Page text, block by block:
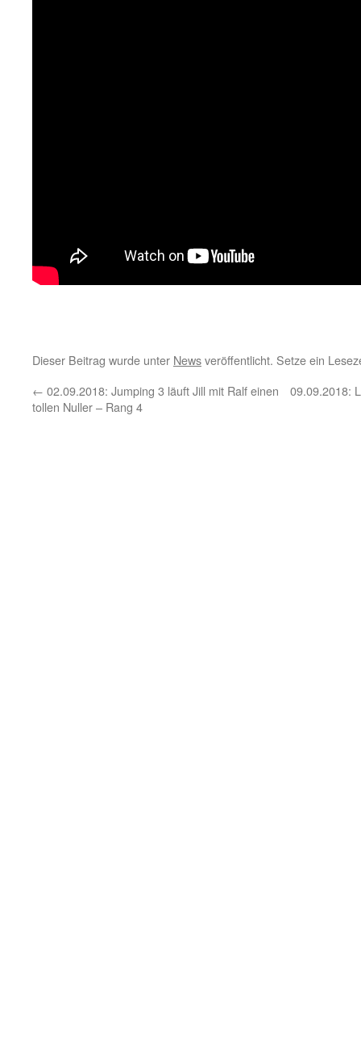
Dieser Beitrag wurde unter Newsveröffentlicht. Setze ein
← 02.09.2018: Jumping 3 läuft Jill mit Ralf einen
tollen Nuller – Rang 4
09.09.2018: